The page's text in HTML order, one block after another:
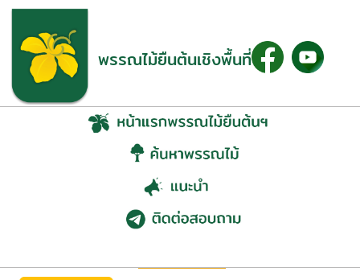
พรรณไม้ยืนต้นเชิงพื้นที่
เทียนกิ่ง (Lawsonia